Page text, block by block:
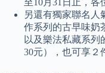
至10月31日止，各
另還有獨家聯名人
作系列的古早味奶
以及樂法私藏系列
30元），也可享２